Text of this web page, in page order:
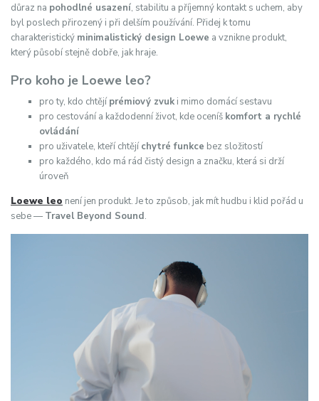
důraz na pohodlné usazení, stabilitu a příjemný kontakt s uchem, aby
byl poslech přirozený i při delším používání. Přidej k tomu
charakteristický minimalistický design Loewe a vznikne produkt,
který působí stejně dobře, jak hraje.
Pro koho je Loewe leo?
pro ty, kdo chtějí prémiový zvuk i mimo domácí sestavu
pro cestování a každodenní život, kde oceníš komfort a rychlé
ovládání
pro uživatele, kteří chtějí chytré funkce bez složitostí
pro každého, kdo má rád čistý design a značku, která si drží
úroveň
Loewe leo není jen produkt. Je to způsob, jak mít hudbu i klid pořád u
sebe — Travel Beyond Sound.